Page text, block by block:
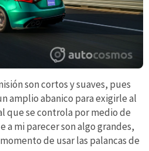
son cortos y suaves, pues
amplio abanico para exigirle al
que se controla por medio de
a mi parecer son algo grandes,
de usar las palancas de